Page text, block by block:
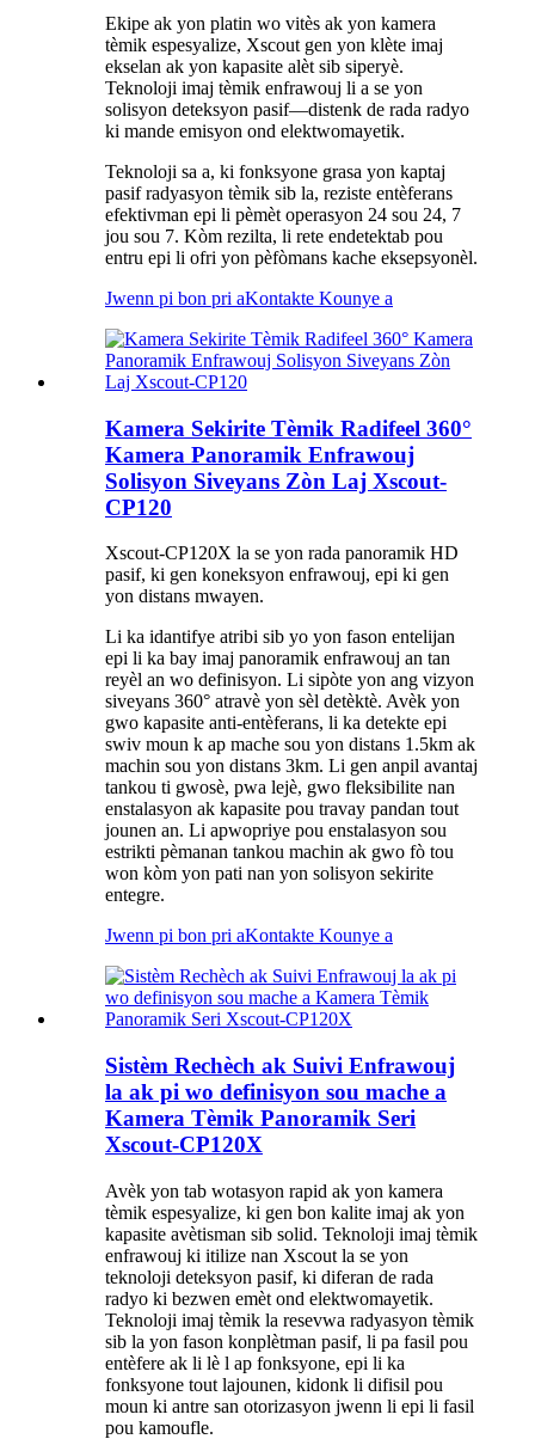
Ekipe ak yon platin wo vitès ak yon kamera
tèmik espesyalize, Xscout gen yon klète imaj
ekselan ak yon kapasite alèt sib siperyè.
Teknoloji imaj tèmik enfrawouj li a se yon
solisyon deteksyon pasif—distenk de rada radyo
ki mande emisyon ond elektwomayetik.
Teknoloji sa a, ki fonksyone grasa yon kaptaj
pasif radyasyon tèmik sib la, reziste entèferans
efektivman epi li pèmèt operasyon 24 sou 24, 7
jou sou 7. Kòm rezilta, li rete endetektab pou
entru epi li ofri yon pèfòmans kache eksepsyonèl.
Jwenn pi bon pri aKontakte Kounye a
Kamera Sekirite Tèmik Radifeel 360°
Kamera Panoramik Enfrawouj
Solisyon Siveyans Zòn Laj Xscout-
CP120
Xscout-CP120X la se yon rada panoramik HD
pasif, ki gen koneksyon enfrawouj, epi ki gen
yon distans mwayen.
Li ka idantifye atribi sib yo yon fason entelijan
epi li ka bay imaj panoramik enfrawouj an tan
reyèl an wo definisyon. Li sipòte yon ang vizyon
siveyans 360° atravè yon sèl detèktè. Avèk yon
gwo kapasite anti-entèferans, li ka detekte epi
swiv moun k ap mache sou yon distans 1.5km ak
machin sou yon distans 3km. Li gen anpil avantaj
tankou ti gwosè, pwa lejè, gwo fleksibilite nan
enstalasyon ak kapasite pou travay pandan tout
jounen an. Li apwopriye pou enstalasyon sou
estrikti pèmanan tankou machin ak gwo fò tou
won kòm yon pati nan yon solisyon sekirite
entegre.
Jwenn pi bon pri aKontakte Kounye a
Sistèm Rechèch ak Suivi Enfrawouj
la ak pi wo definisyon sou mache a
Kamera Tèmik Panoramik Seri
Xscout-CP120X
Avèk yon tab wotasyon rapid ak yon kamera
tèmik espesyalize, ki gen bon kalite imaj ak yon
kapasite avètisman sib solid. Teknoloji imaj tèmik
enfrawouj ki itilize nan Xscout la se yon
teknoloji deteksyon pasif, ki diferan de rada
radyo ki bezwen emèt ond elektwomayetik.
Teknoloji imaj tèmik la resevwa radyasyon tèmik
sib la yon fason konplètman pasif, li pa fasil pou
entèfere ak li lè l ap fonksyone, epi li ka
fonksyone tout lajounen, kidonk li difisil pou
moun ki antre san otorizasyon jwenn li epi li fasil
pou kamoufle.